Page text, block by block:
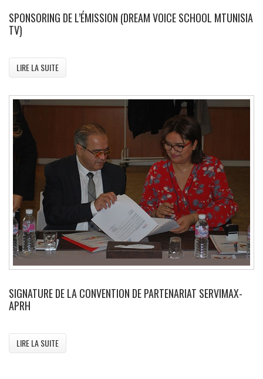
SPONSORING DE L’ÉMISSION (DREAM VOICE SCHOOL MTUNISIA
TV)
LIRE LA SUITE
SIGNATURE DE LA CONVENTION DE PARTENARIAT SERVIMAX-
APRH
LIRE LA SUITE